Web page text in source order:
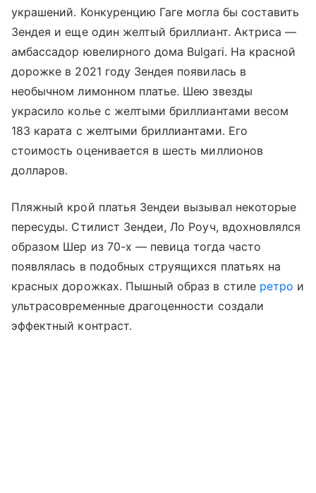
украшений. Конкуренцию Гаге могла бы составить
Зендея и еще один желтый бриллиант. Актриса —
амбассадор ювелирного дома Bulgari. На красной
дорожке в 2021 году Зендея появилась в
необычном лимонном платье. Шею звезды
украсило колье с желтыми бриллиантами весом
183 карата с желтыми бриллиантами. Его
стоимость оценивается в шесть миллионов
долларов.
Пляжный крой платья Зендеи вызывал некоторые
пересуды. Стилист Зендеи, Ло Роуч, вдохновлялся
образом Шер из 70-х — певица тогда часто
появлялась в подобных струящихся платьях на
красных дорожках. Пышный образ в стиле ретро и
ультрасовременные драгоценности создали
эффектный контраст.